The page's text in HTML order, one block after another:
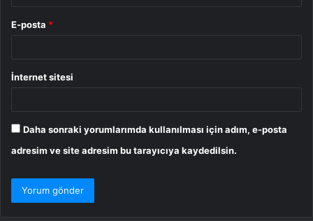
E-posta *
İnternet sitesi
Daha sonraki yorumlarımda kullanılması için adım, e-posta
adresim ve site adresim bu tarayıcıya kaydedilsin.